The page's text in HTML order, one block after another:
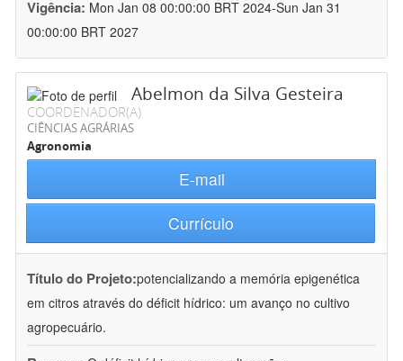
Vigência: Mon Jan 08 00:00:00 BRT 2024-Sun Jan 31
00:00:00 BRT 2027
Abelmon da Silva Gesteira
COORDENADOR(A)
CIÊNCIAS AGRÁRIAS
Agronomia
E-mail
Currículo
Título do Projeto:potencializando a memória epigenética
em citros através do déficit hídrico: um avanço no cultivo
agropecuário.